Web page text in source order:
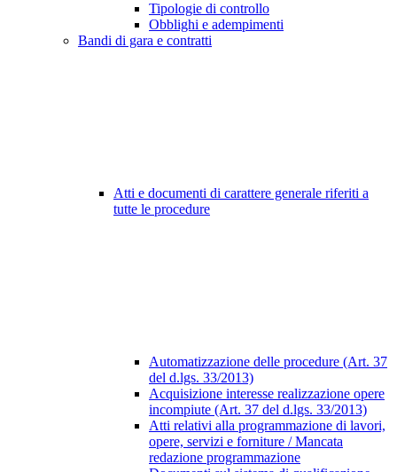
Tipologie di controllo
Obblighi e adempimenti
Bandi di gara e contratti
Atti e documenti di carattere generale riferiti a
tutte le procedure
Automatizzazione delle procedure (Art. 37
del d.lgs. 33/2013)
Acquisizione interesse realizzazione opere
incompiute (Art. 37 del d.lgs. 33/2013)
Atti relativi alla programmazione di lavori,
opere, servizi e forniture / Mancata
redazione programmazione